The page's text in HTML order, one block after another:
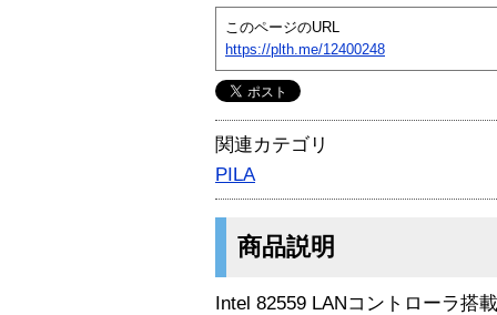
このページのURL
https://plth.me/12400248
関連カテゴリ
PILA
商品説明
Intel 82559 LANコントローラ搭